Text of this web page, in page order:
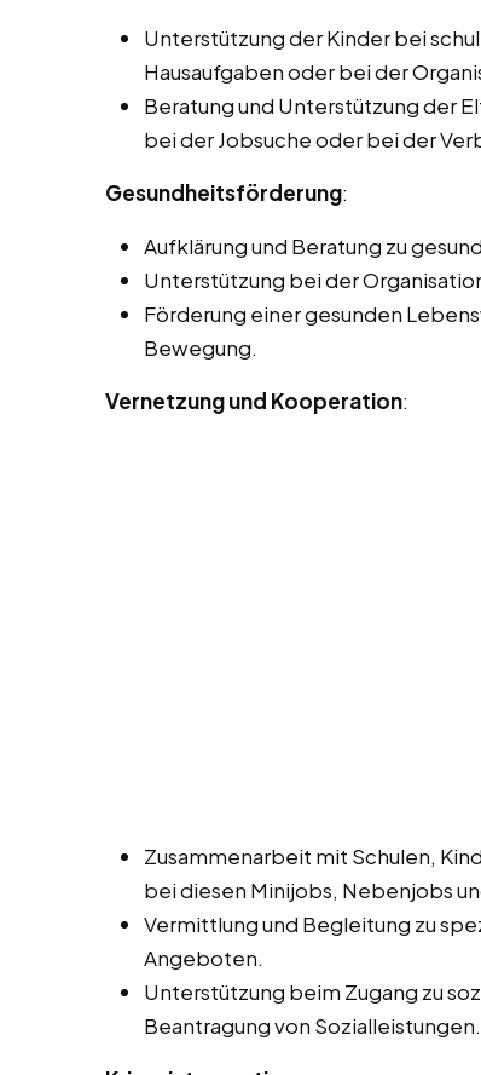
Unterstützung der Kinder bei
Hausaufgaben oder bei der
Beratung und Unterstützung der
bei der Jobsuche oder bei der
Gesundheitsförderung:
Aufklärung und Beratung zu
Unterstützung bei der
Förderung einer gesunden
Bewegung.
Vernetzung und Kooperation:
Zusammenarbeit mit Schulen,
bei diesen Minijobs, Nebenjobs
Vermittlung und Begleitung zu
Angeboten.
Unterstützung beim Zugang zu
Beantragung von Sozialleistungen.